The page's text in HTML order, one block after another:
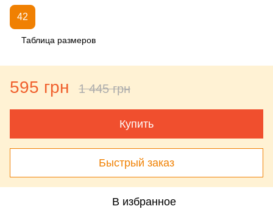
42
Таблица размеров
595 грн 1 445 грн
Купить
Быстрый заказ
В избранное